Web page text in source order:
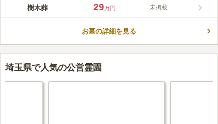
「将来もずっと安心の霊園」がコンセプトの恵の聖地は、すべて
の区画が永代供養付きで墓守の心配がいりません。一般的なお墓
だけます。 全面平坦バリアフリー設計に加え、平置き駐車場が
用できる空間です。
口コミ評価
この霊園はまだ誰からも評価されていません。
樹木葬 29万円 未掲載
お墓の詳細を見る
埼玉県で人気の公営霊園